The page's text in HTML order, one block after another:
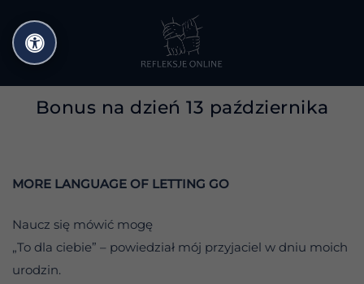
do
treści
Bonus na dzień 13 października
MORE LANGUAGE OF LETTING GO
Naucz się mówić mogę
„To dla ciebie” – powiedział mój przyjaciel w dniu moich
urodzin.